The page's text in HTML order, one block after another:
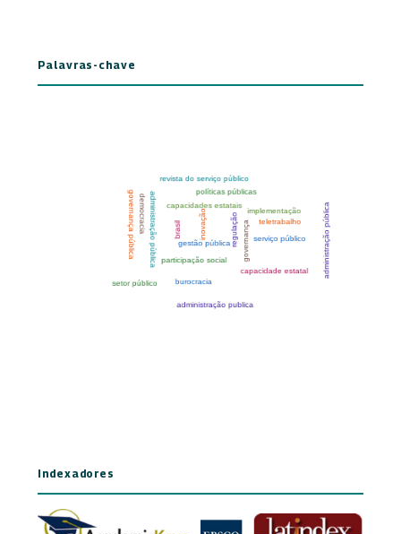
Palavras-chave
Indexadores